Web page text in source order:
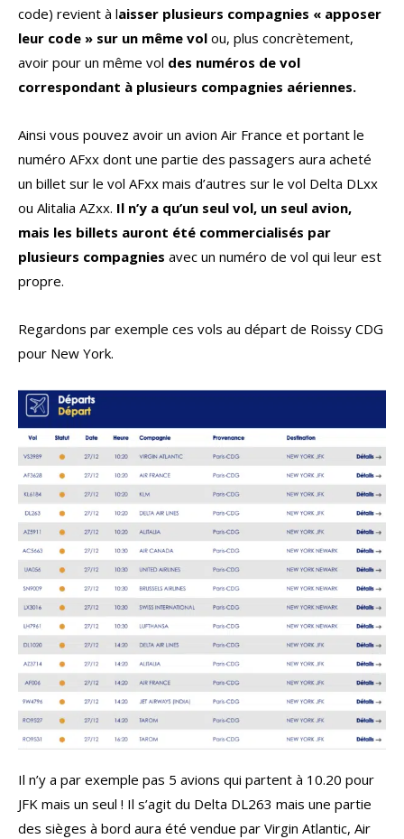
code) revient à laisser plusieurs compagnies « apposer
leur code » sur un même vol ou, plus concrètement,
avoir pour un même vol des numéros de vol
correspondant à plusieurs compagnies aériennes.
Ainsi vous pouvez avoir un avion Air France et portant le
numéro AFxx dont une partie des passagers aura acheté
un billet sur le vol AFxx mais d’autres sur le vol Delta DLxx
ou Alitalia AZxx. Il n’y a qu’un seul vol, un seul avion,
mais les billets auront été commercialisés par
plusieurs compagnies avec un numéro de vol qui leur est
propre.
Regardons par exemple ces vols au départ de Roissy CDG
pour New York.
Il n’y a par exemple pas 5 avions qui partent à 10.20 pour
JFK mais un seul ! Il s’agit du Delta DL263 mais une partie
des sièges à bord aura été vendue par Virgin Atlantic, Air